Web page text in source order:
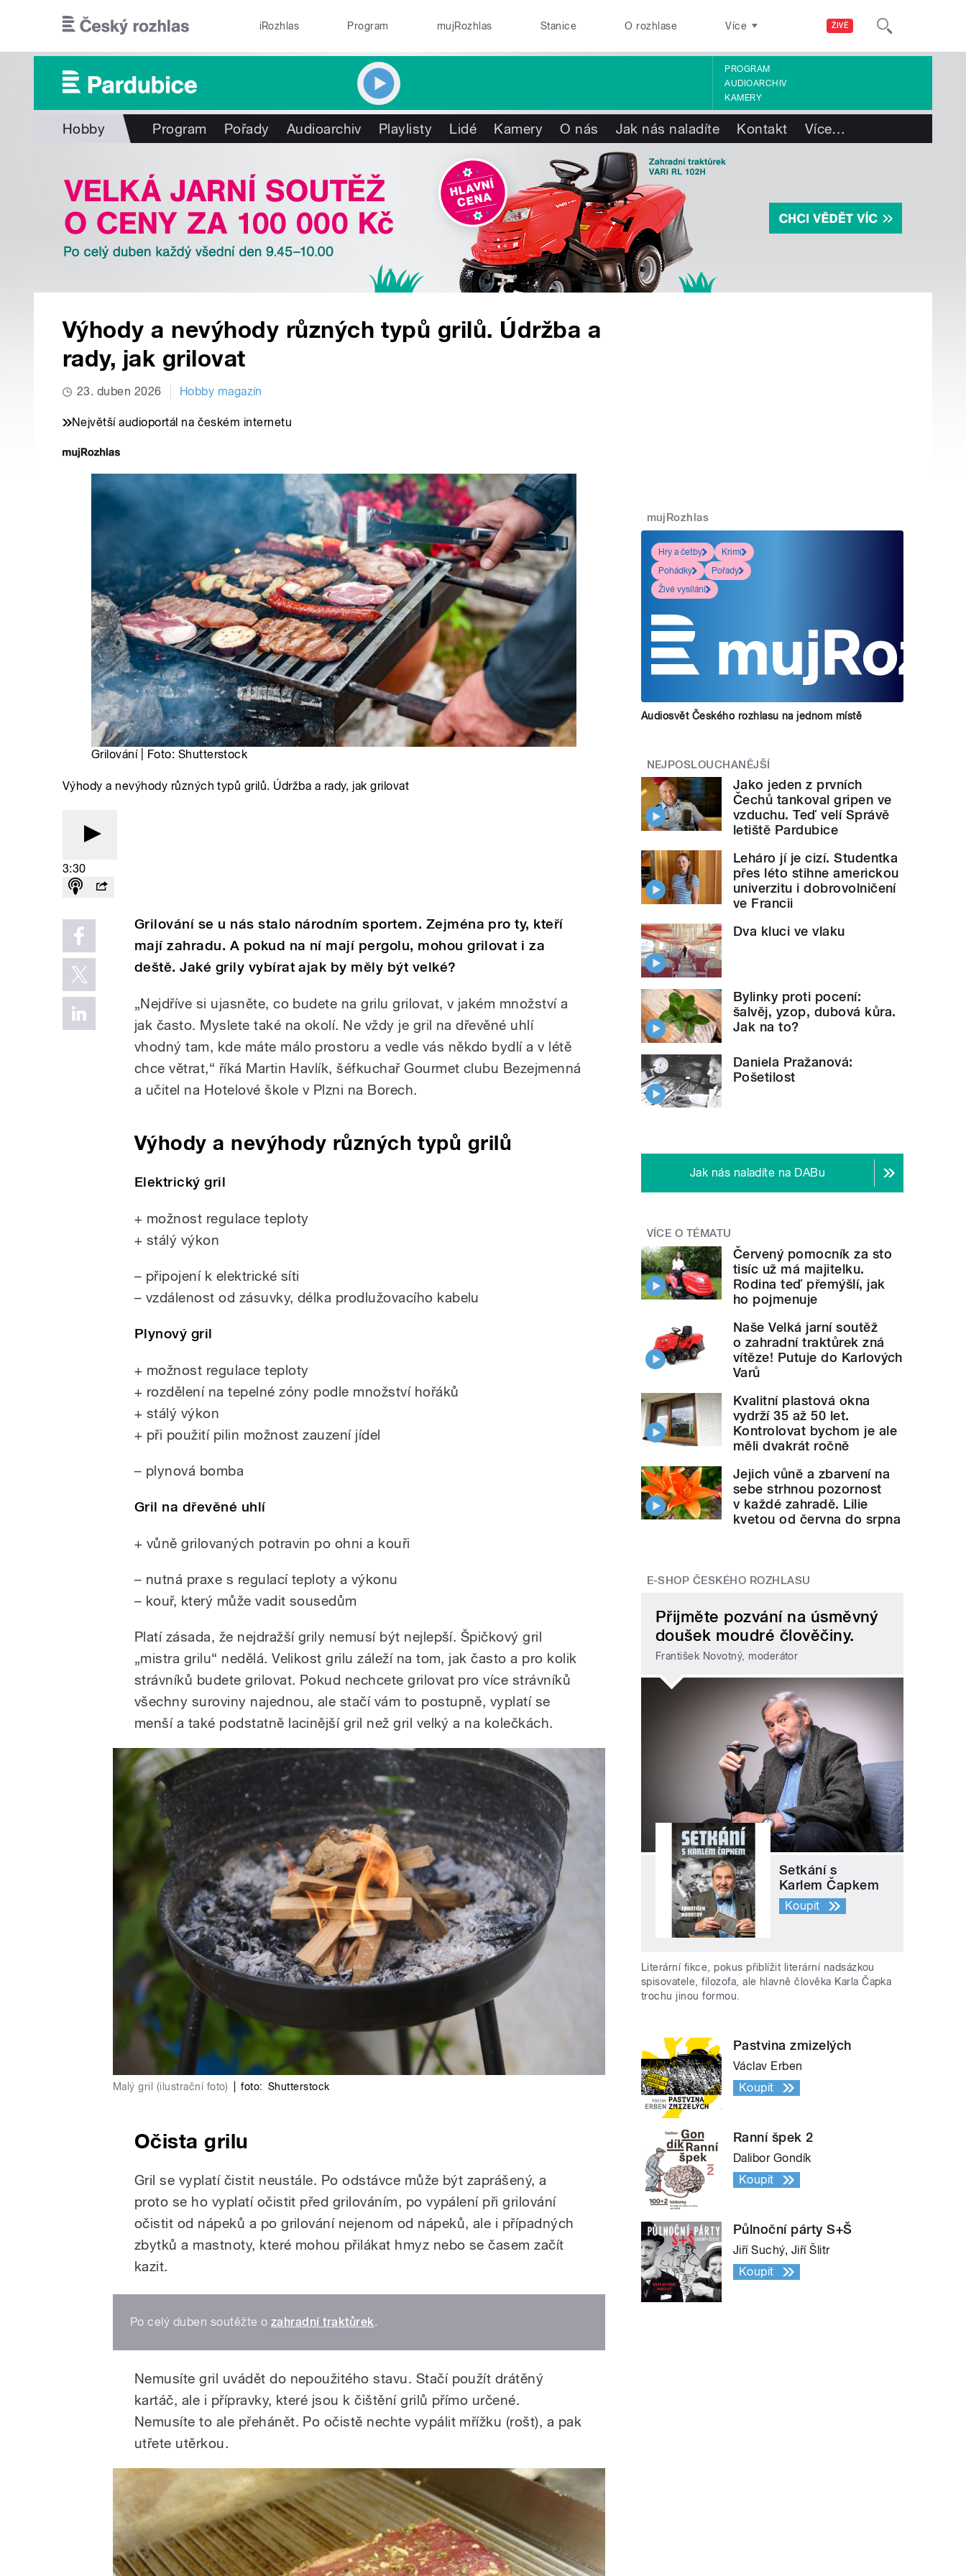
ŽIVĚ
iRozhlas Program mujRozhlas Stanice O rozhlase Více
PROGRAM
AUDIOARCHIV
KAMERY
Hobby Program Pořady Audioarchiv Playlisty Lidé Kamery O nás Jak nás naladíte Kontakt Více…
Výhody a nevýhody různých typů grilů. Údržba a
rady, jak grilovat
23. duben 2026 Hobby magazín
Největší audioportál na českém internetu
Grilování | Foto: Shutterstock
Výhody a nevýhody různých typů grilů. Údržba a rady, jak grilovat
3:30
Grilování se u nás stalo národním sportem. Zejména pro ty, kteří
mají zahradu. A pokud na ní mají pergolu, mohou grilovat i za
deště. Jaké grily vybírat ajak by měly být velké?
„Nejdříve si ujasněte, co budete na grilu grilovat, v jakém množství a
jak často. Myslete také na okolí. Ne vždy je gril na dřevěné uhlí
vhodný tam, kde máte málo prostoru a vedle vás někdo bydlí a v létě
chce větrat,“ říká Martin Havlík, šéfkuchař Gourmet clubu Bezejmenná
a učitel na Hotelové škole v Plzni na Borech.
Výhody a nevýhody různých typů grilů
Elektrický gril
+ možnost regulace teploty
+ stálý výkon
– připojení k elektrické síti
– vzdálenost od zásuvky, délka prodlužovacího kabelu
Plynový gril
+ možnost regulace teploty
+ rozdělení na tepelné zóny podle množství hořáků
+ stálý výkon
+ při použití pilin možnost zauzení jídel
– plynová bomba
Gril na dřevěné uhlí
+ vůně grilovaných potravin po ohni a kouři
– nutná praxe s regulací teploty a výkonu
– kouř, který může vadit sousedům
Platí zásada, že nejdražší grily nemusí být nejlepší. Špičkový gril
„mistra grilu“ nedělá. Velikost grilu záleží na tom, jak často a pro kolik
strávníků budete grilovat. Pokud nechcete grilovat pro více strávníků
všechny suroviny najednou, ale stačí vám to postupně, vyplatí se
menší a také podstatně lacinější gril než gril velký a na kolečkách.
Malý gril (ilustrační foto) foto: Shutterstock
Očista grilu
Gril se vyplatí čistit neustále. Po odstávce může být zaprášený, a
proto se ho vyplatí očistit před grilováním, po vypálení při grilování
očistit od nápeků a po grilování nejenom od nápeků, ale i případných
zbytků a mastnoty, které mohou přilákat hmyz nebo se časem začít
kazit.
Po celý duben soutěžte o zahradní traktůrek.
Nemusíte gril uvádět do nepoužitého stavu. Stačí použít drátěný
kartáč, ale i přípravky, které jsou k čištění grilů přímo určené.
Nemusíte to ale přehánět. Po očistě nechte vypálit mřížku (rošt), a pak
utřete utěrkou.
mujRozhlas
Hry a četby
Krimi
Pohádky
Pořady
Živé vysílání
Audiosvět Českého rozhlasu na jednom místě
NEJPOSLOUCHANĚJŠÍ
Jako jeden z prvních
Čechů tankoval gripen ve
vzduchu. Teď velí Správě
letiště Pardubice
Leháro jí je cizí. Studentka
přes léto stihne americkou
univerzitu i dobrovolničení
ve Francii
Dva kluci ve vlaku
Bylinky proti pocení:
šalvěj, yzop, dubová kůra.
Jak na to?
Daniela Pražanová:
Pošetilost
Jak nás naladíte na DABu
VÍCE O TÉMATU
Červený pomocník za sto
tisíc už má majitelku.
Rodina teď přemýšlí, jak
ho pojmenuje
Naše Velká jarní soutěž
o zahradní traktůrek zná
vítěze! Putuje do Karlových
Varů
Kvalitní plastová okna
vydrží 35 až 50 let.
Kontrolovat bychom je ale
měli dvakrát ročně
Jejich vůně a zbarvení na
sebe strhnou pozornost
v každé zahradě. Lilie
kvetou od června do srpna
E-SHOP ČESKÉHO ROZHLASU
Přijměte pozvání na úsměvný
doušek moudré člověčiny.
František Novotný, moderátor
Setkání s
Karlem Čapkem
Koupit
Literární fikce, pokus přiblížit literární nadsázkou
spisovatele, filozofa, ale hlavně člověka Karla Čapka
trochu jinou formou.
Pastvina zmizelých
Václav Erben
Koupit
Ranní špek 2
Dalibor Gondík
Koupit
Půlnoční párty S+Š
Jiří Suchý, Jiří Šlitr
Koupit